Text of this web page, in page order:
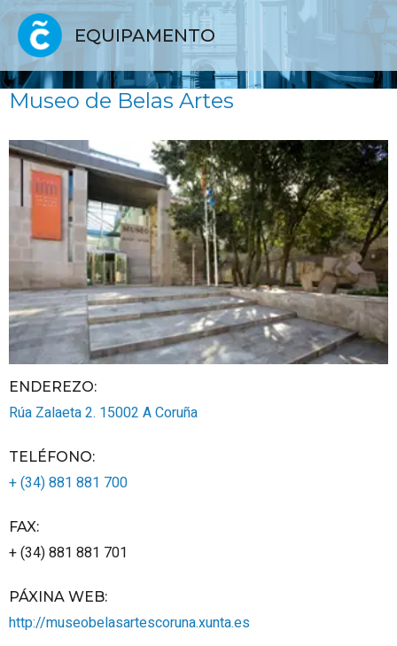
EQUIPAMENTO
Museo de Belas Artes
ENDEREZO:
Rúa Zalaeta 2. 15002 A Coruña
TELÉFONO:
+ (34) 881 881 700
FAX:
+ (34) 881 881 701
PÁXINA WEB:
http://museobelasartescoruna.xunta.es